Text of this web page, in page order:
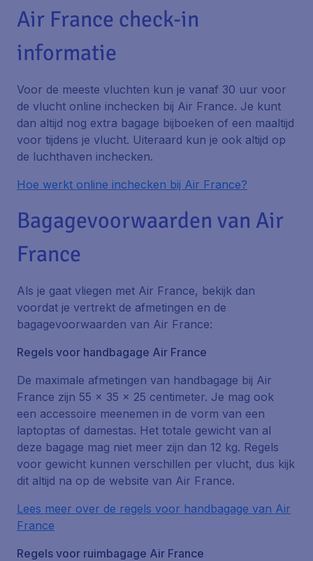
Air France check-in
informatie
Voor de meeste vluchten kun je vanaf 30 uur voor
de vlucht online inchecken bij Air France. Je kunt
dan altijd nog extra bagage bijboeken of een maaltijd
voor tijdens je vlucht. Uiteraard kun je ook altijd op
de luchthaven inchecken.
Hoe werkt online inchecken bij Air France?
Bagagevoorwaarden van Air
France
Als je gaat vliegen met Air France, bekijk dan
voordat je vertrekt de afmetingen en de
bagagevoorwaarden van Air France:
Regels voor handbagage Air France
De maximale afmetingen van handbagage bij Air
France zijn 55 x 35 x 25 centimeter. Je mag ook
een accessoire meenemen in de vorm van een
laptoptas of damestas. Het totale gewicht van al
deze bagage mag niet meer zijn dan 12 kg. Regels
voor gewicht kunnen verschillen per vlucht, dus kijk
dit altijd na op de website van Air France.
Lees meer over de regels voor handbagage van Air
France
Regels voor ruimbagage Air France